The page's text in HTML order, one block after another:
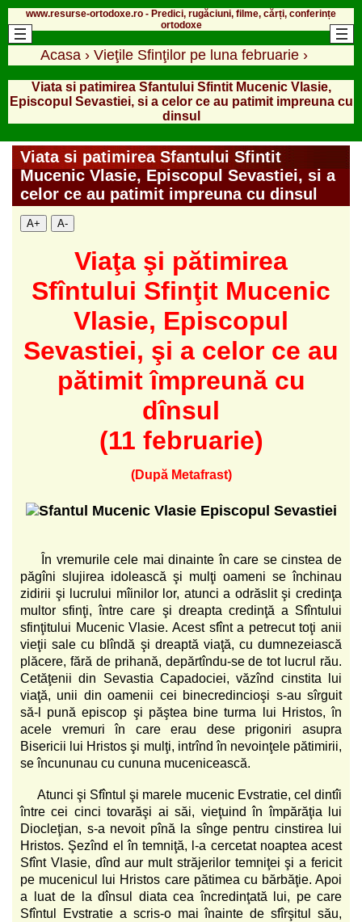
www.resurse-ortodoxe.ro - Predici, rugăciuni, filme, cărți, conferințe
ortodoxe
Acasa › Vieţile Sfinţilor pe luna februarie ›
Viata si patimirea Sfantului Sfintit Mucenic Vlasie,
Episcopul Sevastiei, si a celor ce au patimit impreuna cu
dinsul
Viata si patimirea Sfantului Sfintit
Mucenic Vlasie, Episcopul Sevastiei, si a
celor ce au patimit impreuna cu dinsul
A+ A-
Viaţa şi pătimirea
Sfîntului Sfinţit Mucenic
Vlasie, Episcopul
Sevastiei, şi a celor ce au
pătimit împreună cu
dînsul
(11 februarie)
(După Metafrast)
În vremurile cele mai dinainte în care se cinstea de
păgîni slujirea idolească şi mulţi oameni se închinau
zidirii şi lucrului mîinilor lor, atunci a odrăslit şi credinţa
multor sfinţi, între care şi dreapta credinţă a Sfîntului
sfinţitului Mucenic Vlasie. Acest sfînt a petrecut toţi anii
vieţii sale cu blîndă şi dreaptă viaţă, cu dumnezeiască
plăcere, fără de prihană, depărtîndu-se de tot lucrul rău.
Cetăţenii din Sevastia Capadociei, văzînd cinstita lui
viaţă, unii din oamenii cei binecredincioşi s-au sîrguit
să-l pună episcop şi păştea bine turma lui Hristos, în
acele vremuri în care erau dese prigoniri asupra
Bisericii lui Hristos şi mulţi, intrînd în nevoinţele pătimirii,
se încununau cu cununa mucenicească.
Atunci şi Sfîntul şi marele mucenic Evstratie, cel dintîi
între cei cinci tovarăşi ai săi, vieţuind în împărăţia lui
Diocleţian, s-a nevoit pînă la sînge pentru cinstirea lui
Hristos. Şezînd el în temniţă, l-a cercetat noaptea acest
Sfînt Vlasie, dînd aur mult străjerilor temniţei şi a fericit
pe mucenicul lui Hristos care pătimea cu bărbăţie. Apoi
a luat de la dînsul diata cea încredinţată lui, pe care
Sfîntul Evstratie a scris-o mai înainte de sfîrşitul său,